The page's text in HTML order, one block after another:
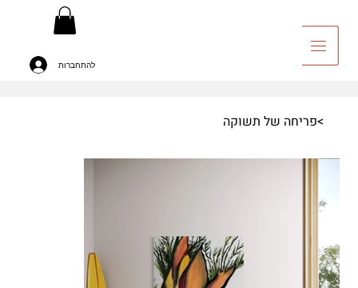
להתחברות
>פריחה של תשוקה